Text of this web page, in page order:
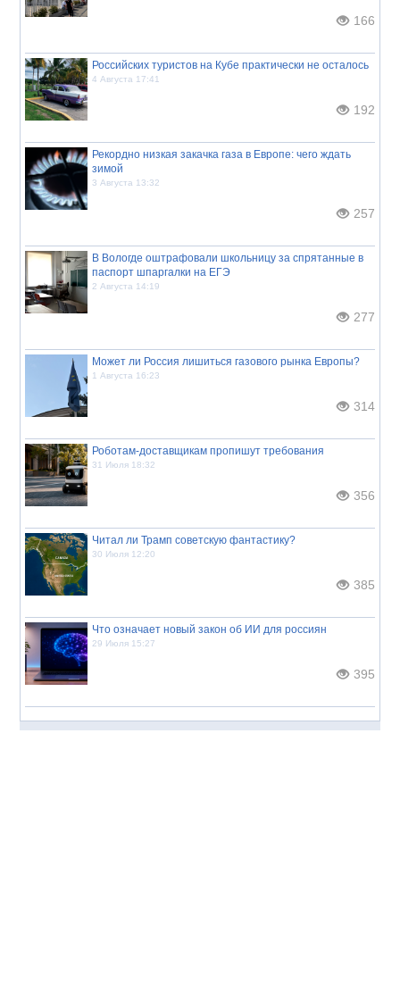
166
Российских туристов на Кубе практически не осталось
4 Августа 17:41
192
Рекордно низкая закачка газа в Европе: чего ждать
зимой
3 Августа 13:32
257
В Вологде оштрафовали школьницу за спрятанные в
паспорт шпаргалки на ЕГЭ
2 Августа 14:19
277
Может ли Россия лишиться газового рынка Европы?
1 Августа 16:23
314
Роботам-доставщикам пропишут требования
31 Июля 18:32
356
Читал ли Трамп советскую фантастику?
30 Июля 12:20
385
Что означает новый закон об ИИ для россиян
29 Июля 15:27
395